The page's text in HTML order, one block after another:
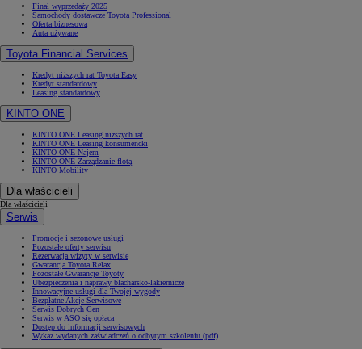
Finał wyprzedaży 2025
Samochody dostawcze Toyota Professional
Oferta biznesowa
Auta używane
Toyota Financial Services
Kredyt niższych rat Toyota Easy
Kredyt standardowy
Leasing standardowy
KINTO ONE
KINTO ONE Leasing niższych rat
KINTO ONE Leasing konsumencki
KINTO ONE Najem
KINTO ONE Zarządzanie flotą
KINTO Mobility
Dla właścicieli
Dla właścicieli
Serwis
Promocje i sezonowe usługi
Pozostałe oferty serwisu
Rezerwacja wizyty w serwisie
Gwarancja Toyota Relax
Pozostałe Gwarancje Toyoty
Ubezpieczenia i naprawy blacharsko-lakiernicze
Innowacyjne usługi dla Twojej wygody
Bezpłatne Akcje Serwisowe
Serwis Dobrych Cen
Serwis w ASO się opłaca
Dostęp do informacji serwisowych
Wykaz wydanych zaświadczeń o odbytym szkoleniu (pdf)